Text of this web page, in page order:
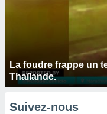
La foudre frappe un
Thaïlande.
Suivez-nous